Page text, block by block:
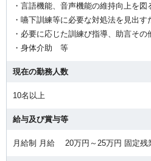
・言語機能、音声機能の維持向上を図
・嚥下訓練等に必要な対処法を見出
・必要に応じた訓練び指導、助言その
・身体介助 等
現在の勤務人数
10名以上
給与及び賞与等
月給制 月給 20万円～25万円 固定残